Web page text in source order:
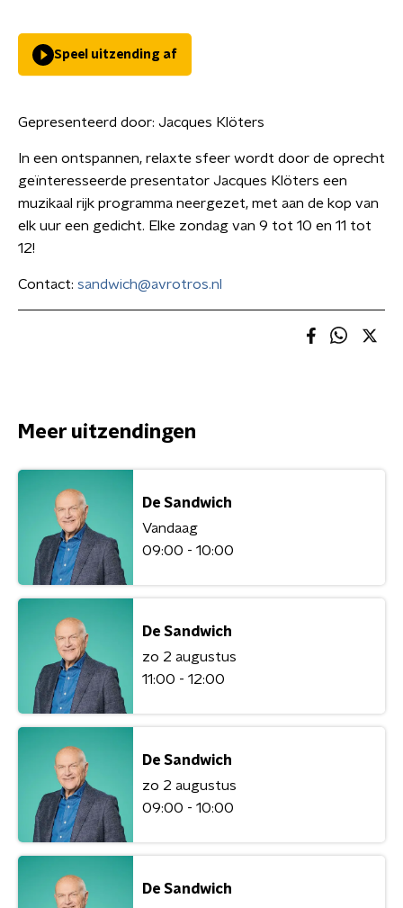
Speel uitzending af
Gepresenteerd door: Jacques Klöters
In een ontspannen, relaxte sfeer wordt door de oprecht
geïnteresseerde presentator Jacques Klöters een
muzikaal rijk programma neergezet, met aan de kop van
elk uur een gedicht. Elke zondag van 9 tot 10 en 11 tot
12!
Contact: sandwich@avrotros.nl
Meer uitzendingen
De Sandwich
Vandaag
09:00 - 10:00
De Sandwich
zo 2 augustus
11:00 - 12:00
De Sandwich
zo 2 augustus
09:00 - 10:00
De Sandwich